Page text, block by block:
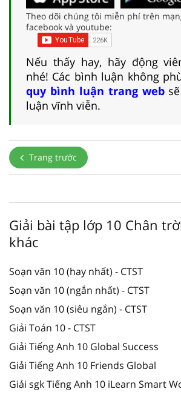
Theo dõi chúng tôi miễn phí trên
facebook và youtube:
Nếu thấy hay, hãy động
nhé! Các bình luận không
quy bình luận trang websẽ
luận vĩnh viễn.
Trang trước
Giải bài tập lớp 10 Chân
khác
Soạn văn 10 (hay nhất) - CTST
Soạn văn 10 (ngắn nhất) - CTST
Soạn văn 10 (siêu ngắn) - CTST
Giải Toán 10 - CTST
Giải Tiếng Anh 10 Global Success
Giải Tiếng Anh 10 Friends Global
Giải sgk Tiếng Anh 10 iLearn Smart